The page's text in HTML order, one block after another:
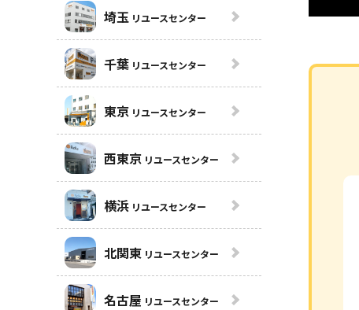
埼玉 リユースセンター
千葉 リユースセンター
東京 リユースセンター
西東京 リユースセンター
横浜 リユースセンター
北関東 リユースセンター
名古屋 リユースセンター